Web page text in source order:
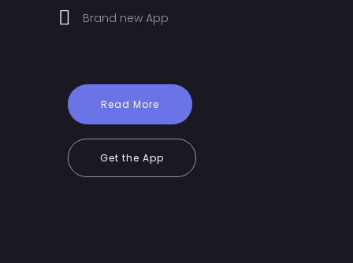
Brand new App
Read More
Get the App